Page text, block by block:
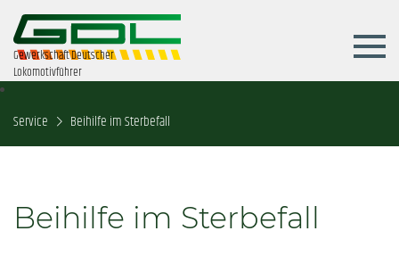
Gewerkschaft Deutscher
Lokomotivführer
Service Beihilfe im Sterbefall
Beihilfe im Sterbefall